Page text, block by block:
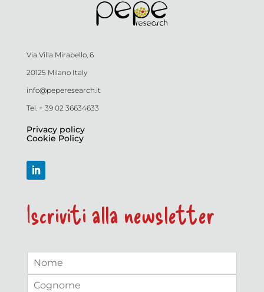
Via Villa Mirabello, 6
20125 Milano Italy
info@peperesearch.it
Tel. + 39 02 36634633
Privacy policy
Cookie Policy
Iscriviti alla newsletter
m
N